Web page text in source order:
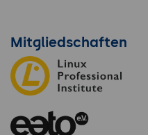
Mitgliedschaften